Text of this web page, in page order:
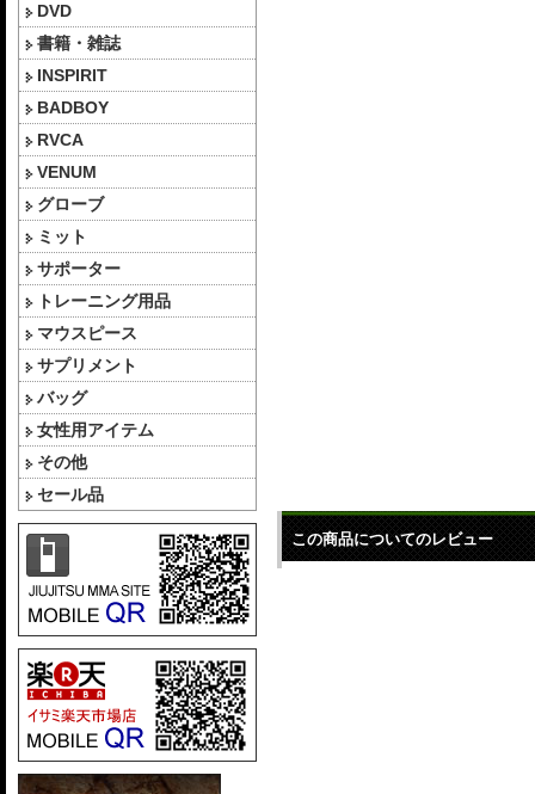
DVD
書籍・雑誌
INSPIRIT
BADBOY
RVCA
VENUM
グローブ
ミット
サポーター
トレーニング用品
マウスピース
サプリメント
バッグ
女性用アイテム
その他
セール品
この商品についてのレビュー